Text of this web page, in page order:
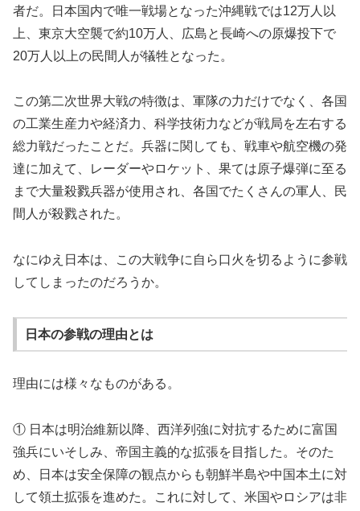
者だ。日本国内で唯一戦場となった沖縄戦では12万人以
上、東京大空襲で約10万人、広島と長崎への原爆投下で
20万人以上の民間人が犠牲となった。
この第二次世界大戦の特徴は、軍隊の力だけでなく、各国
の工業生産力や経済力、科学技術力などが戦局を左右する
総力戦だったことだ。兵器に関しても、戦車や航空機の発
達に加えて、レーダーやロケット、果ては原子爆弾に至る
まで大量殺戮兵器が使用され、各国でたくさんの軍人、民
間人が殺戮された。
なにゆえ日本は、この大戦争に自ら口火を切るように参戦
してしまったのだろうか。
日本の参戦の理由とは
理由には様々なものがある。
① 日本は明治維新以降、西洋列強に対抗するために富国
強兵にいそしみ、帝国主義的な拡張を目指した。そのた
め、日本は安全保障の観点からも朝鮮半島や中国本土に対
して領土拡張を進めた。これに対して、米国やロシアは非